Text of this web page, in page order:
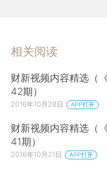
相关阅读
财新视频内容精选（
42期）
2016年10月28日 APP打开
财新视频内容精选（
41期）
2016年10月21日 APP打开